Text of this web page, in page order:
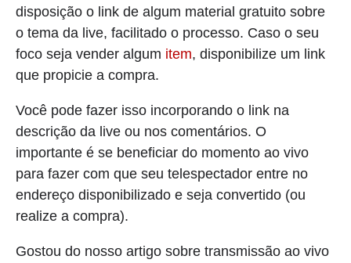
disposição o link de algum material gratuito sobre
o tema da live, facilitado o processo. Caso o seu
foco seja vender algum item, disponibilize um link
que propicie a compra.
Você pode fazer isso incorporando o link na
descrição da live ou nos comentários. O
importante é se beneficiar do momento ao vivo
para fazer com que seu telespectador entre no
endereço disponibilizado e seja convertido (ou
realize a compra).
Gostou do nosso artigo sobre transmissão ao vivo